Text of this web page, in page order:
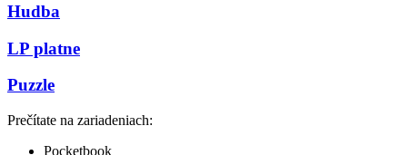
Hudba
LP platne
Puzzle
Prečítate na zariadeniach:
Pocketbook